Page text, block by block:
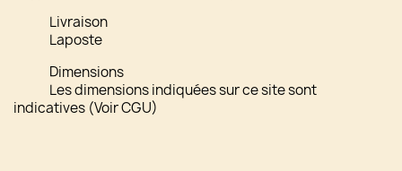
Livraison
Laposte
Dimensions
Les dimensions indiquées sur ce site sont
indicatives (Voir CGU)